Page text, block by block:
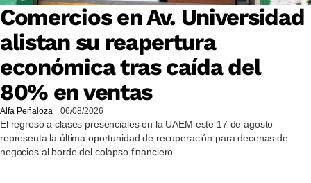
Comercios en Av. Universidad
alistan su reapertura
económica tras caída del
80% en ventas
Alfa Peñaloza 06/08/2026
El regreso a clases presenciales en la UAEM este 17 de agosto
representa la última oportunidad de recuperación para decenas de
negocios al borde del colapso financiero.